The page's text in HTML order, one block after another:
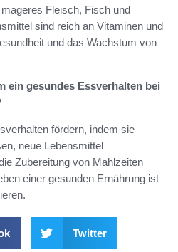
Fleisch, Fisch und
sind reich an Vitaminen und
und das Wachstum von
ein gesundes Essverhalten bei
fördern, indem sie
neue Lebensmittel
Zubereitung von Mahlzeiten
einer gesunden Ernährung ist
Twitter